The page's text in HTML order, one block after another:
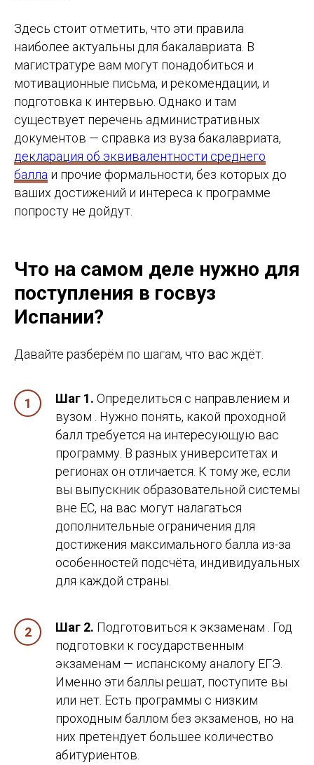
Здесь стоит отметить, что эти правила
наиболее актуальны для бакалавриата. В
магистратуре вам могут понадобиться и
мотивационные письма, и рекомендации, и
подготовка к интервью. Однако и там
существует перечень административных
документов — справка из вуза бакалавриата,
декларация об эквивалентности среднего
балла и прочие формальности, без которых до
ваших достижений и интереса к программе
попросту не дойдут.
Что на самом деле нужно для
поступления в госвуз
Испании?
Давайте разберём по шагам, что вас ждёт.
Шаг 1. Определиться с направлением и
вузом . Нужно понять, какой проходной
балл требуется на интересующую вас
программу. В разных университетах и
регионах он отличается. К тому же, если
вы выпускник образовательной системы
вне ЕС, на вас могут налагаться
дополнительные ограничения для
достижения максимального балла из-за
особенностей подсчёта, индивидуальных
для каждой страны.
Шаг 2. Подготовиться к экзаменам . Год
подготовки к государственным
экзаменам — испанскому аналогу ЕГЭ.
Именно эти баллы решат, поступите вы
или нет. Есть программы с низким
проходным баллом без экзаменов, но на
них претендует большее количество
абитуриентов.